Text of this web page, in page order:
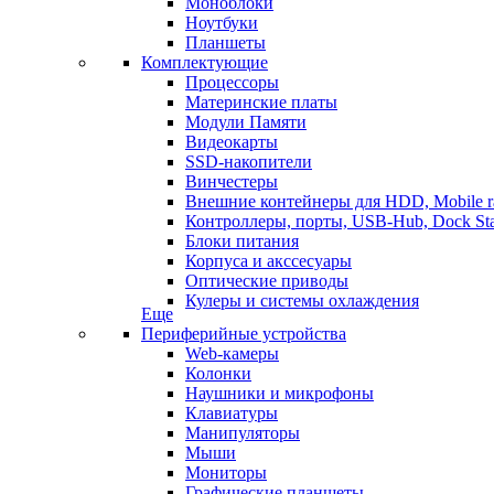
Ноутбуки
Планшеты
Комплектующие
Процессоры
Материнские платы
Модули Памяти
Видеокарты
SSD-накопители
Винчестеры
Внешние контейнеры для HDD, Mobile
Контроллеры, порты, USB-Hub, Dock
Блоки питания
Корпуса и акссесуары
Оптические приводы
Кулеры и системы охлаждения
Еще
Периферийные устройства
Web-камеры
Колонки
Наушники и микрофоны
Клавиатуры
Манипуляторы
Мыши
Мониторы